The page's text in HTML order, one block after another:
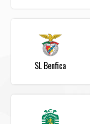
SL Benfica